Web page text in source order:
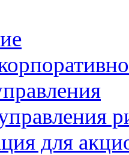
для